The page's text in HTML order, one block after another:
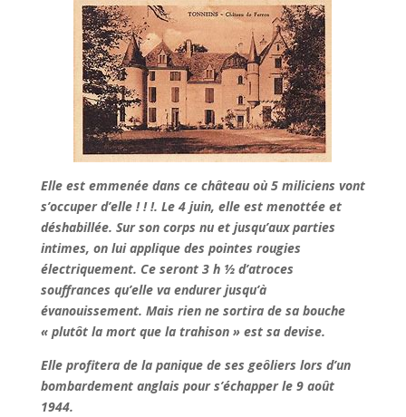
Elle est emmenée dans ce château où 5 miliciens vont
s’occuper d’elle ! ! !. Le 4 juin, elle est menottée et
déshabillée. Sur son corps nu et jusqu’aux parties
intimes, on lui applique des pointes rougies
électriquement. Ce seront 3 h ½ d’atroces
souffrances qu’elle va endurer jusqu’à
évanouissement. Mais rien ne sortira de sa bouche
« plutôt la mort que la trahison » est sa devise.
Elle profitera de la panique de ses geôliers lors d’un
bombardement anglais pour s’échapper le 9 août
1944.